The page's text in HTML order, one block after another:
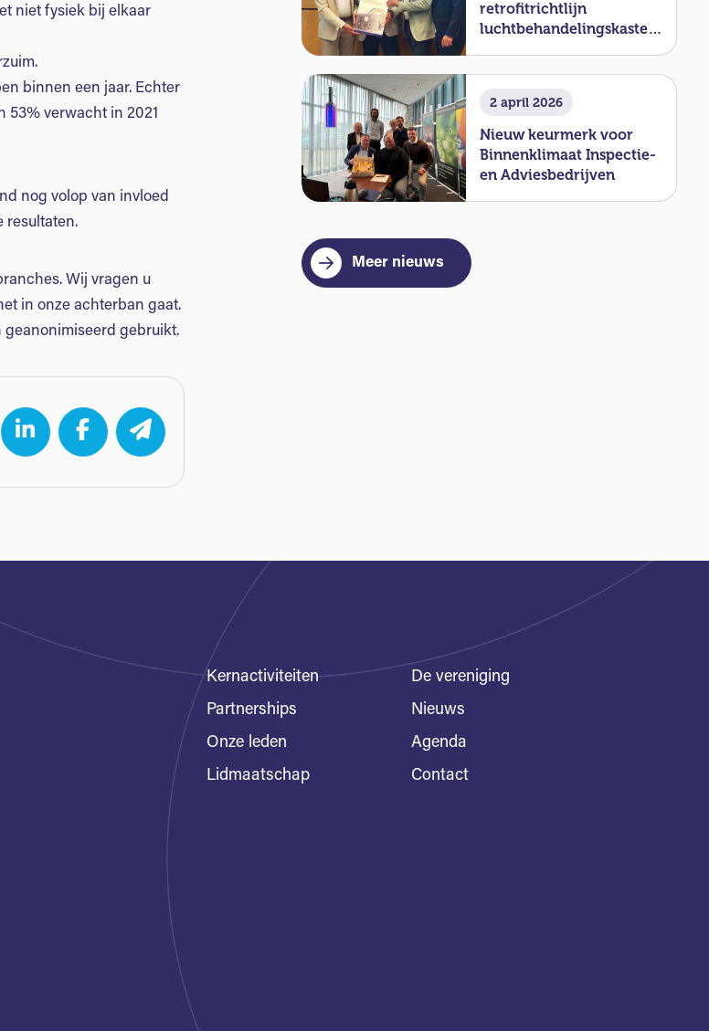
niet fysiek bij elkaar
binnen een jaar. Echter
verwacht in 2021
nog volop van invloed
resultaten.
Wij vragen u
in onze achterban gaat.
gebruikt.
retrofitrichtlijn
luchtbehandelingskasten
2 april 2026
Nieuw keurmerk voor
Binnenklimaat Inspectie-
en Adviesbedrijven
Meer nieuws
Kernactiviteiten
Partnerships
Onze leden
Lidmaatschap
De vereniging
Nieuws
Agenda
Contact